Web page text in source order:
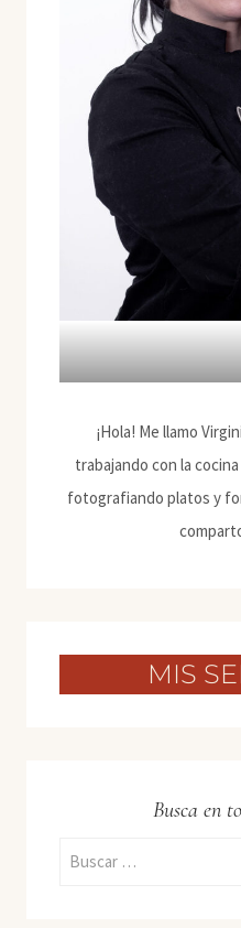
¡Hola! Me llamo
trabajando con la
fotografiando platos y
MIS
Busca en
Buscar: